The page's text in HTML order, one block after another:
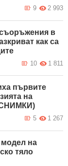
2 993
9
в
как са
1 811
10
първите
на
1 267
5
на
тяло